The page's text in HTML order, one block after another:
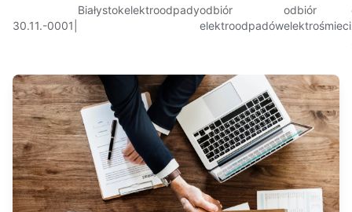
30.11.-0001
Białystokelektroodpadyodbiór
elektroodpadów
odbiór
elektrośmieci